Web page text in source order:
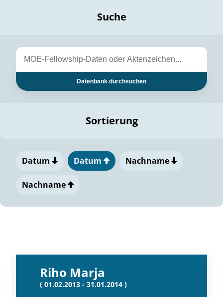
Suche
Datenbank durchsuchen
Sortierung
Datum Datum Nachname
Nachname
Riho Marja
( 01.02.2013 - 31.01.2014 )